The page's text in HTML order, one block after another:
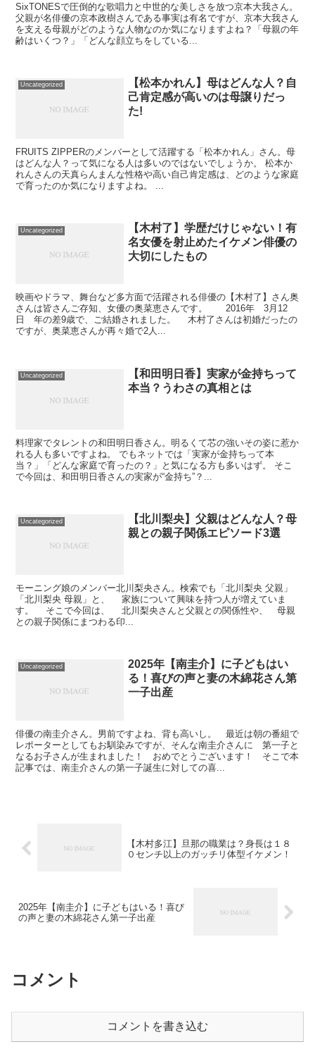
SixTONESで圧倒的な歌唱力と中世的な美しさを放つ京本大我さん。
父親が名俳優の京本政樹さんである事実は有名ですが、京本大我さん
を支える母親がどのような人物なのか気になりますよね？「母親の年
齢はいくつ？」「どんな顔立ちをしている...
Uncategorized
【松本かれん】母はどんな人？自
己肯定感が高いのは母譲りだっ
た!
FRUITS ZIPPERのメンバーとして活躍する「松本かれん」さん。母
はどんな人？って気になる人は多いのではないでしょうか。 松本か
れんさんの天真らんまんな性格や高い自己肯定感は、どのような家庭
で育ったのか気になりますよね。 ...
Uncategorized
【木村了】学歴だけじゃない！有
名女優を射止めたイケメン俳優の
大切にしたもの
映画やドラマ、舞台など多方面で活躍される俳優の【木村了】さん奥
さんは皆さんご存知、女優の奥菜恵さんです。 2016年 3月12
日 年の差9歳で、ご結婚されました。 木村了さんは初婚だったの
ですが、奥菜恵さんが再々婚で2人...
Uncategorized
【和田明日香】実家が金持ちって
本当？うわさの真相とは
料理家でタレントの和田明日香さん。明るくて芯の強いその姿に惹か
れる人も多いですよね。 でもネットでは「実家が金持ちって本
当？」「どんな家庭で育ったの？」と気になる方も多いはず。 そこ
で今回は、和田明日香さんの実家が“金持ち”？...
Uncategorized
【北川梨央】父親はどんな人？母
親との親子関係エピソード3選
モーニング娘のメンバー北川梨央さん。検索でも「北川梨央 父親」
「北川梨央 母親」と、 家族について興味を持つ人が増えていま
す。 そこで今回は、 北川梨央さんと父親との関係性や、 母親
との親子関係にまつわる印...
Uncategorized
2025年【南圭介】に子どもはい
る！喜びの声と妻の木綿花さん第
一子出産
俳優の南圭介さん。男前ですよね、背も高いし。 最近は朝の番組で
レポーターとしてもお馴染みですが、そんな南圭介さんに 第一子と
なるお子さんが生まれました！ おめでとうございます！ そこで本
記事では、南圭介さんの第一子誕生に対しての喜...
【木村多江】旦那の職業は？身長は１８
０センチ以上のガッチリ体型イケメン！
2025年【南圭介】に子どもはいる！喜び
の声と妻の木綿花さん第一子出産
コメント
コメントを書き込む